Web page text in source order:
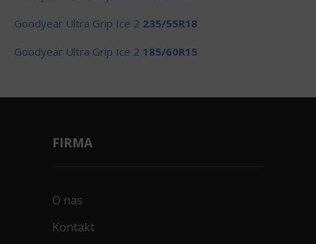
Goodyear Ultra Grip Ice 2 235/55R18
Goodyear Ultra Grip Ice 2 185/60R15
FIRMA
O nas
Kontakt